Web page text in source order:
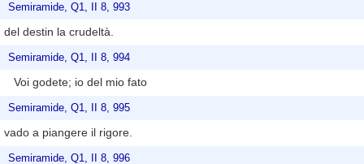
Semiramide, Q1, II 8, 993
del destin la crudeltà.
Semiramide, Q1, II 8, 994
Voi godete; io del mio fato
Semiramide, Q1, II 8, 995
vado a piangere il rigore.
Semiramide, Q1, II 8, 996